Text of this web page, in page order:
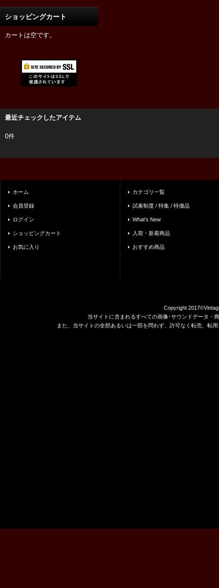
ショッピングカート
カートは空です。
最近チェックしたアイテム
0件
ホーム
会員登録
ログイン
ショッピングカート
お気に入り
カテゴリ一覧
試奏制度 / 特集 / 特価品
What's New
入荷・新着商品
おすすめ商品
Copyright
当サイトに含まれるすべての画像･サウンドデータ・
また、当サイトの全部あるいは一部を問わず、許可なく転売、転